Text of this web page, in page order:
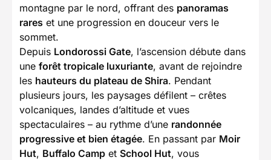
montagne par le nord, offrant des panoramas
rares et une progression en douceur vers le
sommet.
Depuis Londorossi Gate, l’ascension débute dans
une forêt tropicale luxuriante, avant de rejoindre
les hauteurs du plateau de Shira. Pendant
plusieurs jours, les paysages défilent – crêtes
volcaniques, landes d’altitude et vues
spectaculaires – au rythme d’une randonnée
progressive et bien étagée. En passant par Moir
Hut, Buffalo Camp et School Hut, vous